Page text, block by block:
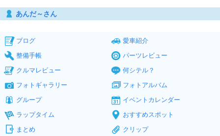
あんだ～さん
ブログ
愛車紹介
整備手帳
パーツレビュー
クルマレビュー
何シテル？
フォトギャラリー
フォトアルバム
グループ
イベントカレンダー
ラップタイム
おすすめスポット
まとめ
クリップ